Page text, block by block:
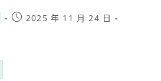
2025 年 11 月 24 日